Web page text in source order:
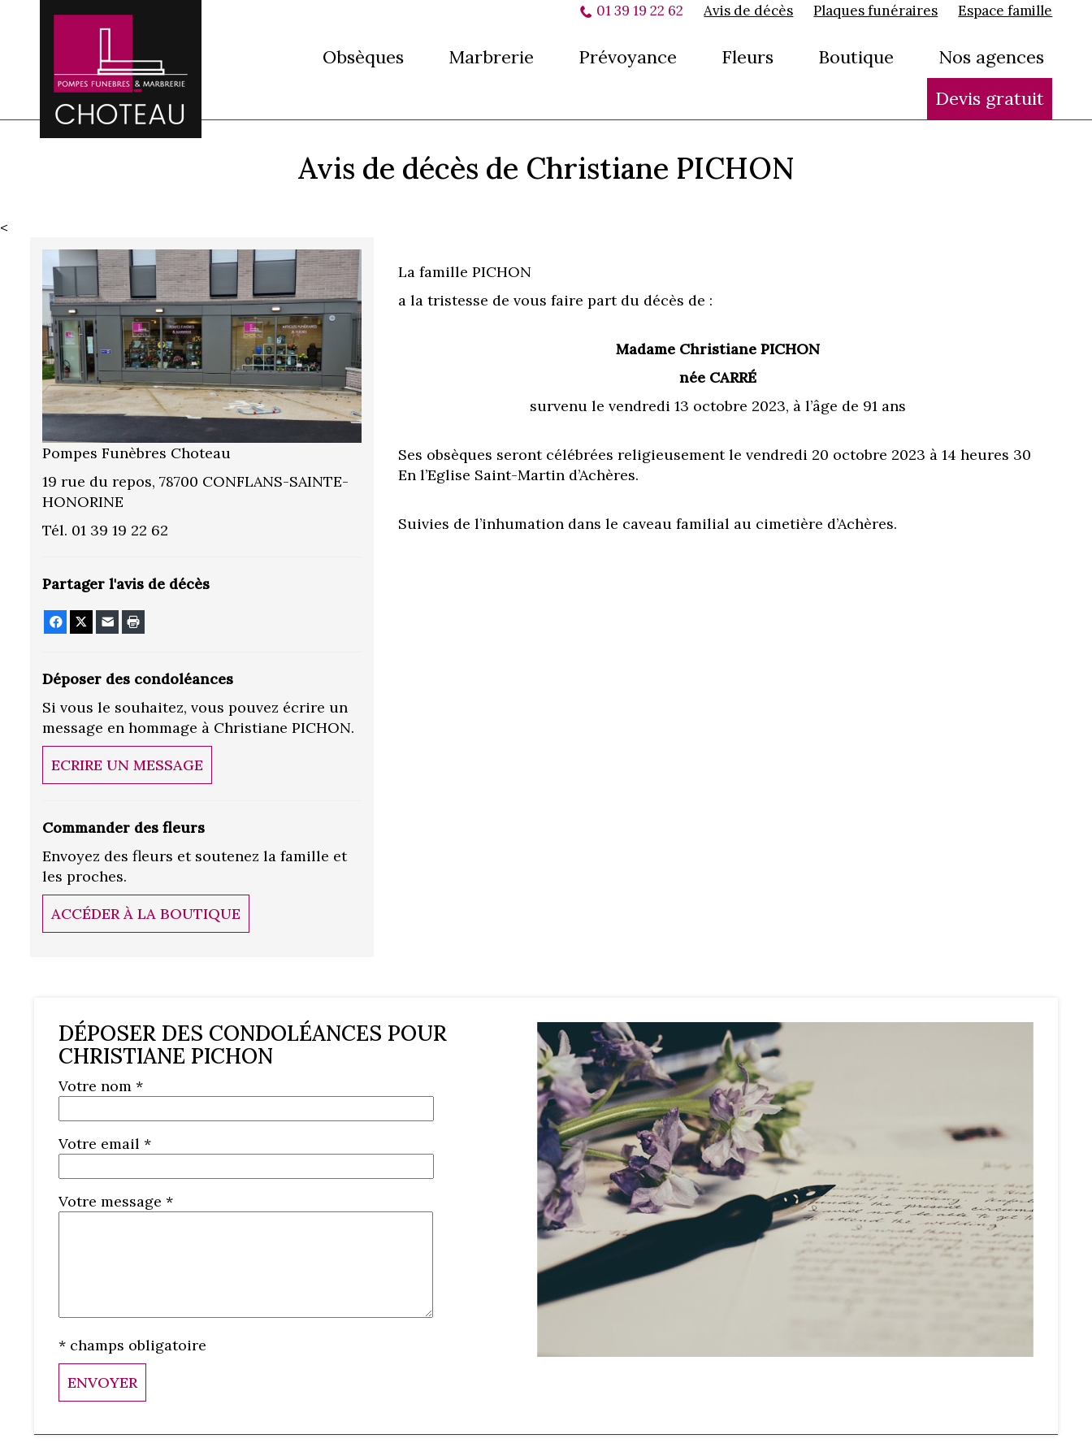
01 39 19 22 62 Avis de décès Plaques funéraires Espace famille
Obsèques Marbrerie Prévoyance Fleurs Boutique
Nos agences
Devis gratuit
Avis de décès de Christiane PICHON
<
La famille PICHON
a la tristesse de vous faire part du décès de :
Madame Christiane PICHON
née CARRÉ
survenu le vendredi 13 octobre 2023, à l’âge de 91 ans
Ses obsèques seront célébrées religieusement le vendredi 20 octobre 2023 à 14 heures 30
En l’Eglise Saint-Martin d’Achères.
Suivies de l’inhumation dans le caveau familial au cimetière d’Achères.
Pompes Funèbres Choteau
19 rue du repos, 78700 CONFLANS-SAINTE-
HONORINE
Tél. 01 39 19 22 62
Partager l'avis de décès
Facebook E-mail
Déposer des condoléances
Si vous le souhaitez, vous pouvez écrire un
message en hommage à Christiane PICHON.
ECRIRE UN MESSAGE
Commander des fleurs
Envoyez des fleurs et soutenez la famille et
les proches.
ACCÉDER À LA BOUTIQUE
DÉPOSER DES CONDOLÉANCES POUR
CHRISTIANE PICHON
Votre nom *
Votre email *
Votre message *
* champs obligatoire